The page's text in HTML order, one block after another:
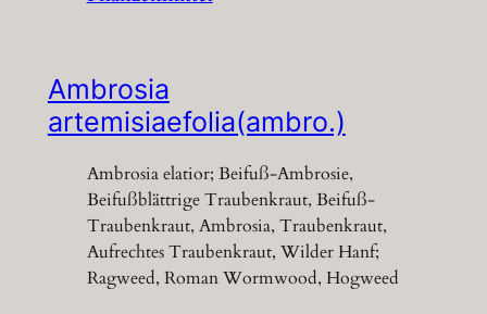
Ambrosia
artemisiaefolia(ambro.)
Ambrosia elatior; Beifuß-Ambrosie,
Beifußblättrige Traubenkraut, Beifuß-
Traubenkraut, Ambrosia, Traubenkraut,
Aufrechtes Traubenkraut, Wilder Hanf;
Ragweed, Roman Wormwood, Hogweed